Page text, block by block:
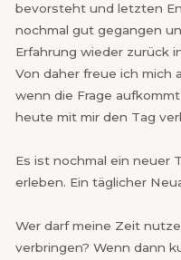
bevorsteht und letzten
nochmal gut gegangen
Erfahrung wieder zurück
Von daher freue ich mich
wenn die Frage
heute mit mir den Tag
Es ist nochmal ein neuer
erleben. Ein täglicher
Wer darf meine Zeit
verbringen? Wenn dann